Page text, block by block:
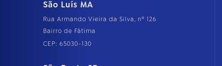
São Luís MA
Rua Armando Vieira da Silva, nº 126
Bairro de Fátima
CEP: 65030-130